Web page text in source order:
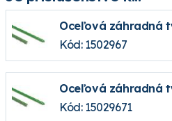
Oceľová záhradná
Kód: 1502967
Oceľová záhradná
Kód: 15029671